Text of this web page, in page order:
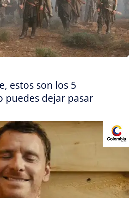
estos son los 5
puedes dejar pasar